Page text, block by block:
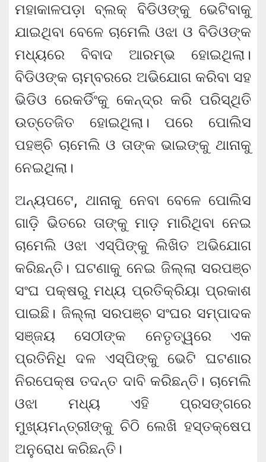
ମହାକାଳପଡ଼ା ବ୍ଲକ୍ ବିଡିଓଙ୍କୁ ଭେଟିବାକୁ
ଯାଇଥିବା ବେଳେ ଚାମେଲି ଓଝା ଓ ବିଡିଓଙ୍କ
ମଧ୍ୟରେ ବିବାଦ ଆରମ୍ଭ ହୋଇଥିଲା।
ବିଡିଓଙ୍କ ଚାମ୍ବରରେ ଅଭିଯୋଗ କରିବା ସହ
ଭିଡିଓ ରେକର୍ଡିଂକୁ କେନ୍ଦ୍ର କରି ପରିସ୍ଥିତି
ଉତ୍ତେଜିତ ହୋଇଥିଲା। ପରେ ପୋଲିସ
ପହଞ୍ଚି ଚାମେଲି ଓ ତାଙ୍କ ଭାଇଙ୍କୁ ଥାନାକୁ
ନେଇଥିଲା।
ଅନ୍ୟପଟେ, ଥାନାକୁ ନେବା ବେଳେ ପୋଲିସ
ଗାଡ଼ି ଭିତରେ ତାଙ୍କୁ ମାଡ଼ ମାରିଥିବା ନେଇ
ଚାମେଲି ଓଝା ଏସ୍ପିଙ୍କୁ ଲିଖିତ ଅଭିଯୋଗ
କରିଛନ୍ତି। ଘଟଣାକୁ ନେଇ ଜିଲ୍ଲା ସରପଞ୍ଚ
ସଂଘ ପକ୍ଷରୁ ମଧ୍ୟ ପ୍ରତିକ୍ରିୟା ପ୍ରକାଶ
ପାଇଛି। ଜିଲ୍ଲା ସରପଞ୍ଚ ସଂଘର ସମ୍ପାଦକ
ସଞ୍ଜୟ ସେଠୀଙ୍କ ନେତୃତ୍ୱରେ ଏକ
ପ୍ରତିନିଧି ଦଳ ଏସ୍ପିଙ୍କୁ ଭେଟି ଘଟଣାର
ନିରପେକ୍ଷ ତଦନ୍ତ ଦାବି କରିଛନ୍ତି। ଚାମେଲି
ଓଝା ମଧ୍ୟ ଏହି ପ୍ରସଙ୍ଗରେ
ମୁଖ୍ୟମନ୍ତ୍ରୀଙ୍କୁ ଚିଠି ଲେଖି ହସ୍ତକ୍ଷେପ
ଅନୁରୋଧ କରିଛନ୍ତି।